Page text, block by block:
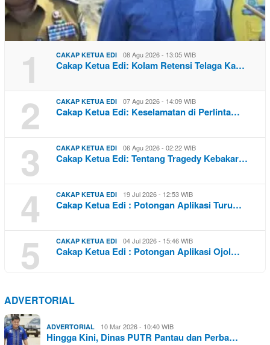
1 CAKAP KETUA EDI 08 Agu 2026 - 13:05 WIB
Cakap Ketua Edi: Kolam Retensi Telaga Ka…
2 CAKAP KETUA EDI 07 Agu 2026 - 14:09 WIB
Cakap Ketua Edi: Keselamatan di Perlinta…
3 CAKAP KETUA EDI 06 Agu 2026 - 02:22 WIB
Cakap Ketua Edi: Tentang Tragedy Kebakar…
4 CAKAP KETUA EDI 19 Jul 2026 - 12:53 WIB
Cakap Ketua Edi : Potongan Aplikasi Turu…
5 CAKAP KETUA EDI 04 Jul 2026 - 15:46 WIB
Cakap Ketua Edi : Potongan Aplikasi Ojol…
ADVERTORIAL
ADVERTORIAL 10 Mar 2026 - 10:40 WIB
Hingga Kini, Dinas PUTR Pantau dan Perba…